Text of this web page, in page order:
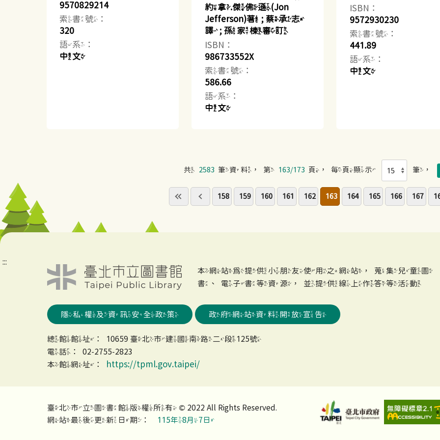
9570829214
索書號：
320
語系：
中文
約拿.傑佛遜(Jon
Jefferson)著 ; 蔡承志
譯 ; 孫家棟審訂
ISBN：
986733552X
索書號：
586.66
語系：
中文
ISBN：
9572930230
索書號：
441.89
語系：
中文
共 2583 筆資料，第 163/173 頁，每頁顯示 筆，
158 159 160 161 162 163 164 165 166 167
:::
本網站為提供小朋友使用之網站，蒐集兒童圖
書、電子書等資源，並提供線上作答等活動
隱私權及資訊安全政策 政府網站資料開放宣告
總館館址：10659 臺北市建國南路二段125號
電話：02-2755-2823
本館網址：
https://tpml.gov.taipei/
臺北市立圖書館版權所有 © 2022 All Rights Reserved.
網站最後更新日期：
115年8月7日